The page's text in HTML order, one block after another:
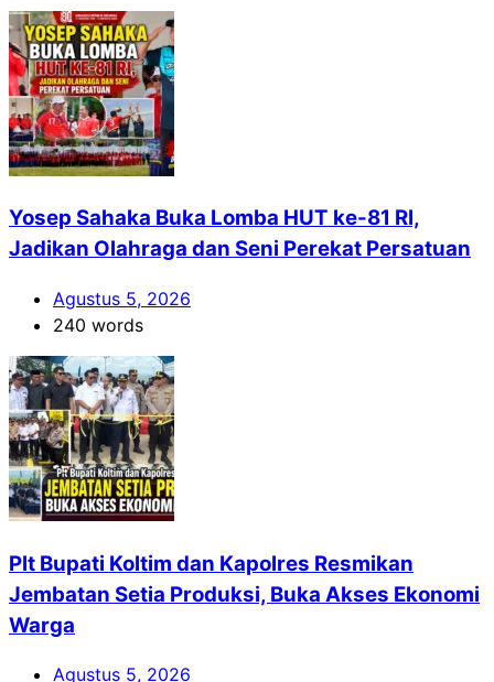
Yosep Sahaka Buka Lomba HUT ke-81 RI,
Jadikan Olahraga dan Seni Perekat Persatuan
Agustus 5, 2026
240 words
Plt Bupati Koltim dan Kapolres Resmikan
Jembatan Setia Produksi, Buka Akses Ekonomi
Warga
Agustus 5, 2026